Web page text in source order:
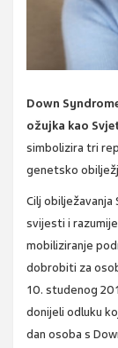
Down
ožujka kao
simbolizira tri
genetsko
Cilj
svijesti i
mobiliziranje
dobrobiti za
10. studenog
donijeli odluku
dan osoba s